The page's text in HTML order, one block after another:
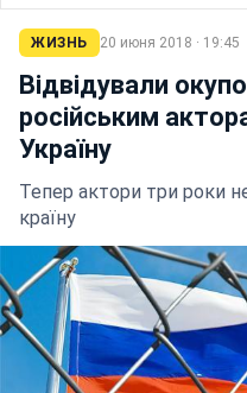
ЖИЗНЬ 20 июня 2018 · 19:45
Відвідували
російським
Україну
Тепер актори три роки
країну